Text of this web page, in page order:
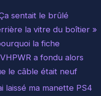
sentait le brûlé
la vitre du boîtier »
la fiche
a fondu alors
le câble était neuf
laissé ma manette PS4